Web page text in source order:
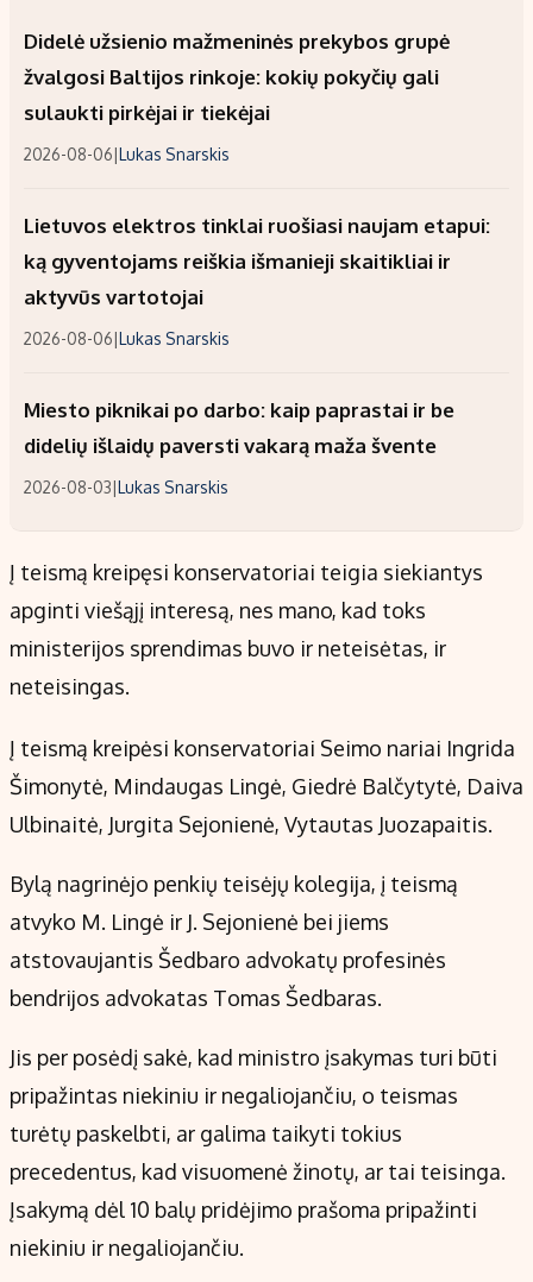
Didelė užsienio mažmeninės prekybos grupė
žvalgosi Baltijos rinkoje: kokių pokyčių gali
sulaukti pirkėjai ir tiekėjai
2026-08-06|Lukas Snarskis
Lietuvos elektros tinklai ruošiasi naujam etapui:
ką gyventojams reiškia išmanieji skaitikliai ir
aktyvūs vartotojai
2026-08-06|Lukas Snarskis
Miesto piknikai po darbo: kaip paprastai ir be
didelių išlaidų paversti vakarą maža švente
2026-08-03|Lukas Snarskis
Į teismą kreipęsi konservatoriai teigia siekiantys
apginti viešąjį interesą, nes mano, kad toks
ministerijos sprendimas buvo ir neteisėtas, ir
neteisingas.
Į teismą kreipėsi konservatoriai Seimo nariai Ingrida
Šimonytė, Mindaugas Lingė, Giedrė Balčytytė, Daiva
Ulbinaitė, Jurgita Sejonienė, Vytautas Juozapaitis.
Bylą nagrinėjo penkių teisėjų kolegija, į teismą
atvyko M. Lingė ir J. Sejonienė bei jiems
atstovaujantis Šedbaro advokatų profesinės
bendrijos advokatas Tomas Šedbaras.
Jis per posėdį sakė, kad ministro įsakymas turi būti
pripažintas niekiniu ir negaliojančiu, o teismas
turėtų paskelbti, ar galima taikyti tokius
precedentus, kad visuomenė žinotų, ar tai teisinga.
Įsakymą dėl 10 balų pridėjimo prašoma pripažinti
niekiniu ir negaliojančiu.